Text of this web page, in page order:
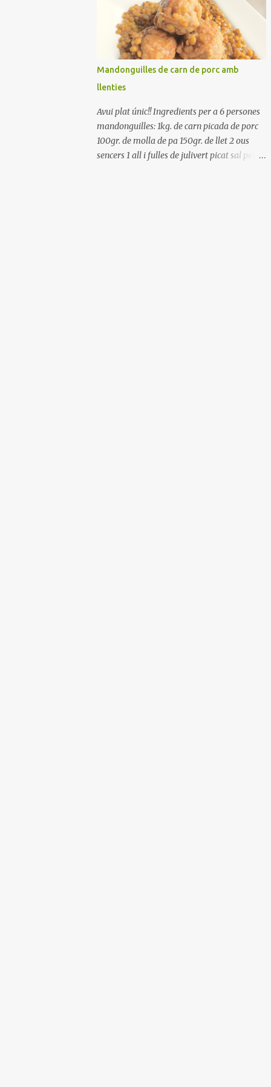
Renteu els pebrots i talleu-los a trossets.
Renteu les tomates i talleu-les a octaus.
Talleu les olives a rodanxes. Una hora abans
de portar a la taula, poseu els cigrons, ben
escorreguts, en un bol, amb la resta
d'ingredients: les tomates, el pebrot, la ceba,
(escorreguda), les olives i la tonyina
esmicolada. Amaniu amb sal i oli... bon
profit!!
Mandonguilles de carn de porc amb
llenties
Avui plat únic!! Ingredients per a 6 persones
mandonguilles: 1kg. de carn picada de porc
100gr. de molla de pa 150gr. de llet 2 ous
sencers 1 all i fulles de julivert picat sal pebre